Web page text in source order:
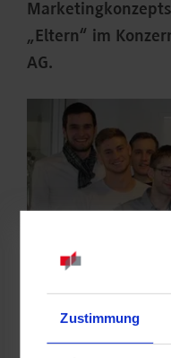
Zustimmung
„Eltern“ im
AG.